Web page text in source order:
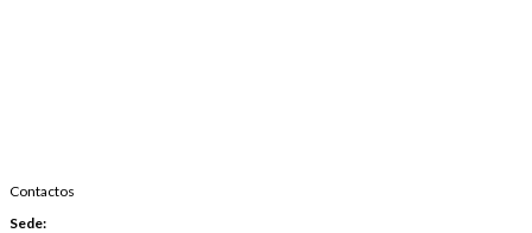
Contactos
Sede: